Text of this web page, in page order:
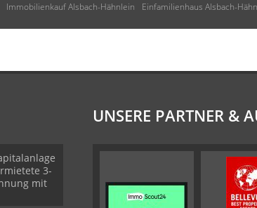
Immobilienkauf Alsbach-Hähnlein Einfamilienhaus Alsbach-
3-
mit
UNSERE PARTNER &